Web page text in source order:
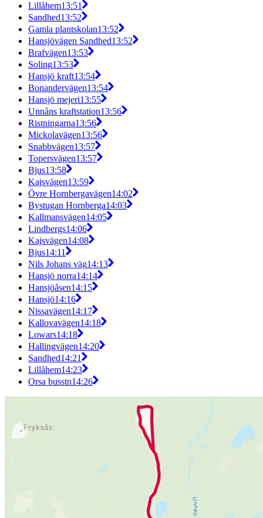
Lillåhem13:51
Sandhed13:52
Gamla plantskolan13:52
Hansjövägen Sandhed13:52
Brafvägen13:53
Soling13:53
Hansjö kraft13:54
Bonandervägen13:54
Hansjö mejeri13:55
Unnåns kraftstation13:56
Ristningarna13:56
Mickolavägen13:56
Snabbvägen13:57
Topersvägen13:57
Bjus13:58
Kajsvägen13:59
Övre Hornbergavägen14:02
Bystugan Hornberga14:03
Kallmansvägen14:05
Lindbergs14:06
Kajsvägen14:08
Bjus14:11
Nils Johans väg14:13
Hansjö norra14:14
Hansjöåsen14:15
Hansjö14:16
Nissavägen14:17
Kallovavägen14:18
Lowars14:18
Hallingvägen14:20
Sandhed14:21
Lillåhem14:23
Orsa busstn14:26